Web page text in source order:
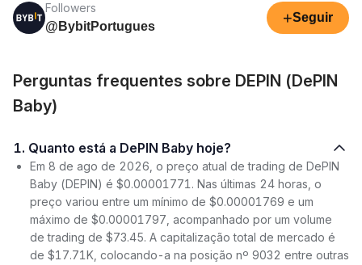
Followers
@BybitPortugues
+Seguir
Perguntas frequentes sobre DEPIN (DePIN
Baby)
1. Quanto está a DePIN Baby hoje?
Em 8 de ago de 2026, o preço atual de trading de DePIN
Baby (DEPIN) é $0.00001771. Nas últimas 24 horas, o
preço variou entre um mínimo de $0.00001769 e um
máximo de $0.00001797, acompanhado por um volume
de trading de $73.45. A capitalização total de mercado é
de $17.71K, colocando-a na posição nº 9032 entre outras